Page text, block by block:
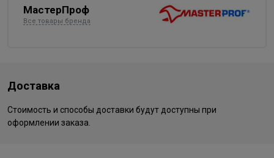
МастерПроф
Все товары бренда
Доставка
Стоимость и способы доставки будут доступны при
оформлении заказа.